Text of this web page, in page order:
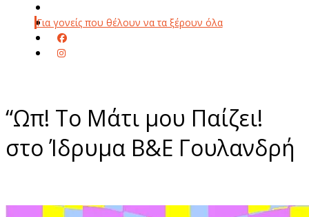
Για γονείς που θέλουν να τα ξέρουν όλα
“Ωπ! Το Μάτι μου Παίζει!
στο Ίδρυμα Β&Ε Γουλανδρή